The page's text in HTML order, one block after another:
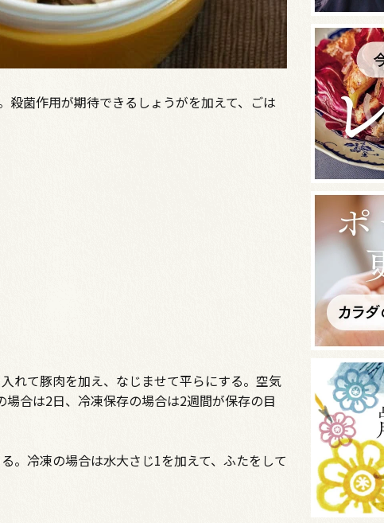
菌作用が期待できるしょうがを加えて、ごは
れて豚肉を加え、なじませて平らにする。空気
合は2日、冷凍保存の場合は2週間が保存の目
。冷凍の場合は水大さじ1を加えて、ふたをして